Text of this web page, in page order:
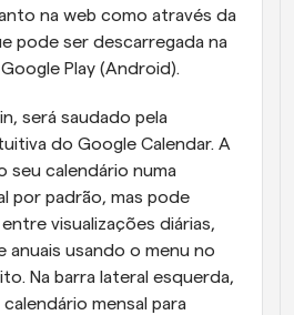
na web como através da
pode ser descarregada na
Play (Android).
será saudado pela
do Google Calendar. A
seu calendário numa
por padrão, mas pode
visualizações diárias,
anuais usando o menu no
Na barra lateral esquerda,
mensal para